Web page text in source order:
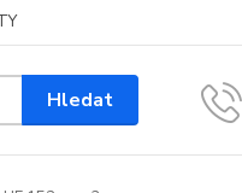
Hledat